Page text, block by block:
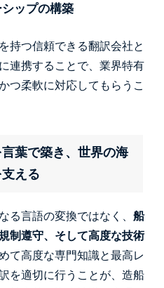
ップの構築
持つ信頼できる翻訳会社と
連携することで、業界特有
つ柔軟に対応してもらうこ
葉で築き、世界の海
える
る言語の変換ではなく、 船
制遵守、そして高度な技術
て高度な専門知識と最高レ
を適切に行うことが、造船